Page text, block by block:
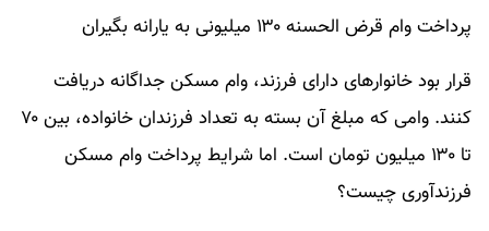
پرداخت وام قرض الحسنه ۱۳۰ میلیونی به یارانه بگیران
قرار بود خانوارهای دارای فرزند، وام مسکن جداگانه دریافت
کنند. وامی که مبلغ آن بسته به تعداد فرزندان خانواده، بین ۷۰
تا ۱۳۰ میلیون تومان است. اما شرایط پرداخت وام مسکن
فرزندآوری چیست؟